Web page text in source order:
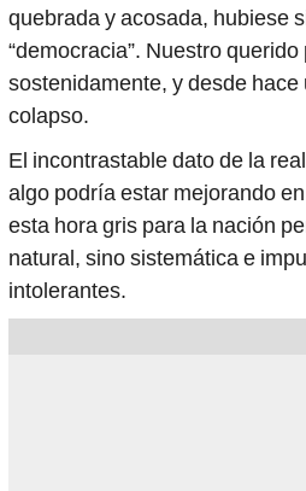
quebrada y acosada, hubiese
“democracia”. Nuestro
sostenidamente, y desde
colapso.
El incontrastable dato de la
algo podría estar mejorando
esta hora gris para la nación
natural, sino sistemática e
intolerantes.